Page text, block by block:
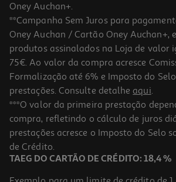
Oney Auchan+.
**Campanha Sem Juros para
Oney Auchan / Cartão Oney Auchan+,
produtos assinalados na Loja de valor
75€. Ao valor da compra acresce
Formalização até 6% e Imposto do
prestações. Consulte detalhe aqui.
***O valor da primeira prestação
compra, refletindo o cálculo de juros
prestações acresce o Imposto do Selo
de Crédito.
TAEG DO CARTÃO DE CRÉDITO: 18,4 %